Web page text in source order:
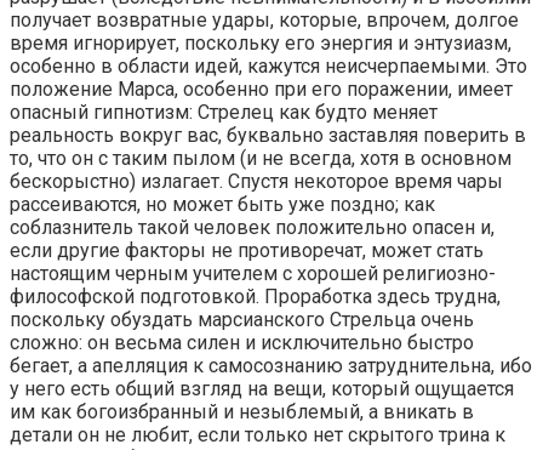
получает возвратные удары, которые, впрочем, долгое
время игнорирует, поскольку его энергия и энтузиазм,
особенно в области идей, кажутся неисчерпаемыми. Это
положение Марса, особенно при его поражении, имеет
опасный гипнотизм: Стрелец как будто меняет
реальность вокруг вас, буквально заставляя поверить в
то, что он с таким пылом (и не всегда, хотя в основном
бескорыстно) излагает. Спустя некоторое время чары
рассеиваются, но может быть уже поздно; как
соблазнитель такой человек положительно опасен и,
если другие факторы не противоречат, может стать
настоящим черным учителем с хорошей религиозно-
философской подготовкой. Проработка здесь трудна,
поскольку обуздать марсианского Стрельца очень
сложно: он весьма силен и исключительно быстро
бегает, а апелляция к самосознанию затруднительна, ибо
у него есть общий взгляд на вещи, который ощущается
им как богоизбранный и незыблемый, а вникать в
детали он не любит, если только нет скрытого трина к